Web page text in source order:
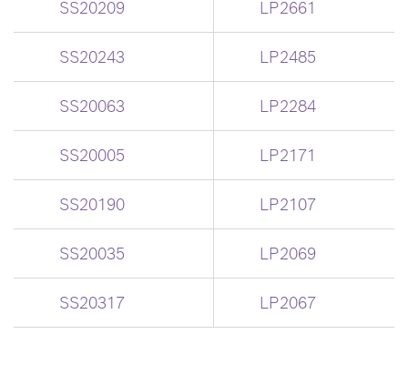
SS20209 LP2661
SS20243 LP2485
SS20063 LP2284
SS20005 LP2171
SS20190 LP2107
SS20035 LP2069
SS20317 LP2067